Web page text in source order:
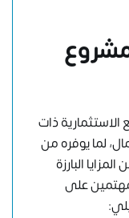
الاستثمارية ذات
لما يوفره من
البارزة
على